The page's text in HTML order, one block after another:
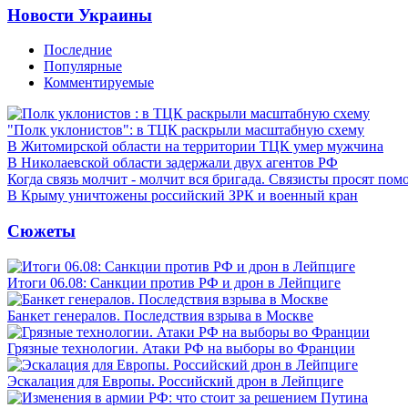
Новости Украины
Последние
Популярные
Комментируемые
"Полк уклонистов": в ТЦК раскрыли масштабную схему
В Житомирской области на территории ТЦК умер мужчина
В Николаевской области задержали двух агентов РФ
Когда связь молчит - молчит вся бригада. Связисты просят
В Крыму уничтожены российский ЗРК и военный кран
Сюжеты
Итоги 06.08: Санкции против РФ и дрон в Лейпциге
Банкет генералов. Последствия взрыва в Москве
Грязные технологии. Атаки РФ на выборы во Франции
Эскалация для Европы. Российский дрон в Лейпциге